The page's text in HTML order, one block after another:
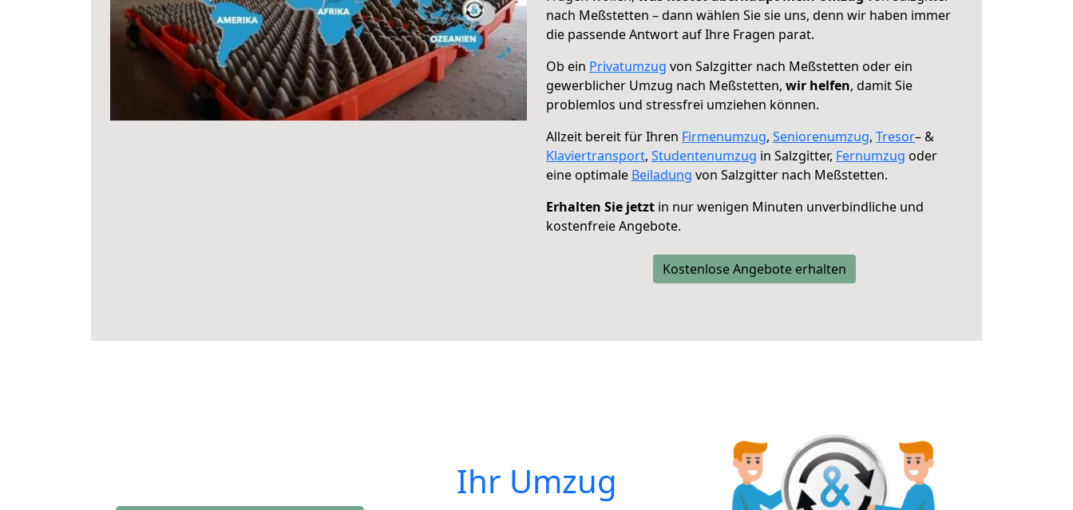
nach Meßstetten – dann wählen Sie sie uns, denn wir haben immer
die passende Antwort auf Ihre Fragen parat.
Ob ein Privatumzug von Salzgitter nach Meßstetten oder ein
gewerblicher Umzug nach Meßstetten, wir helfen, damit Sie
problemlos und stressfrei umziehen können.
Allzeit bereit für Ihren Firmenumzug, Seniorenumzug, Tresor– &
Klaviertransport, Studentenumzug in Salzgitter, Fernumzug oder
eine optimale Beiladung von Salzgitter nach Meßstetten.
Erhalten Sie jetzt in nur wenigen Minuten unverbindliche und
kostenfreie Angebote.
Kostenlose Angebote erhalten
Ihr Umzug